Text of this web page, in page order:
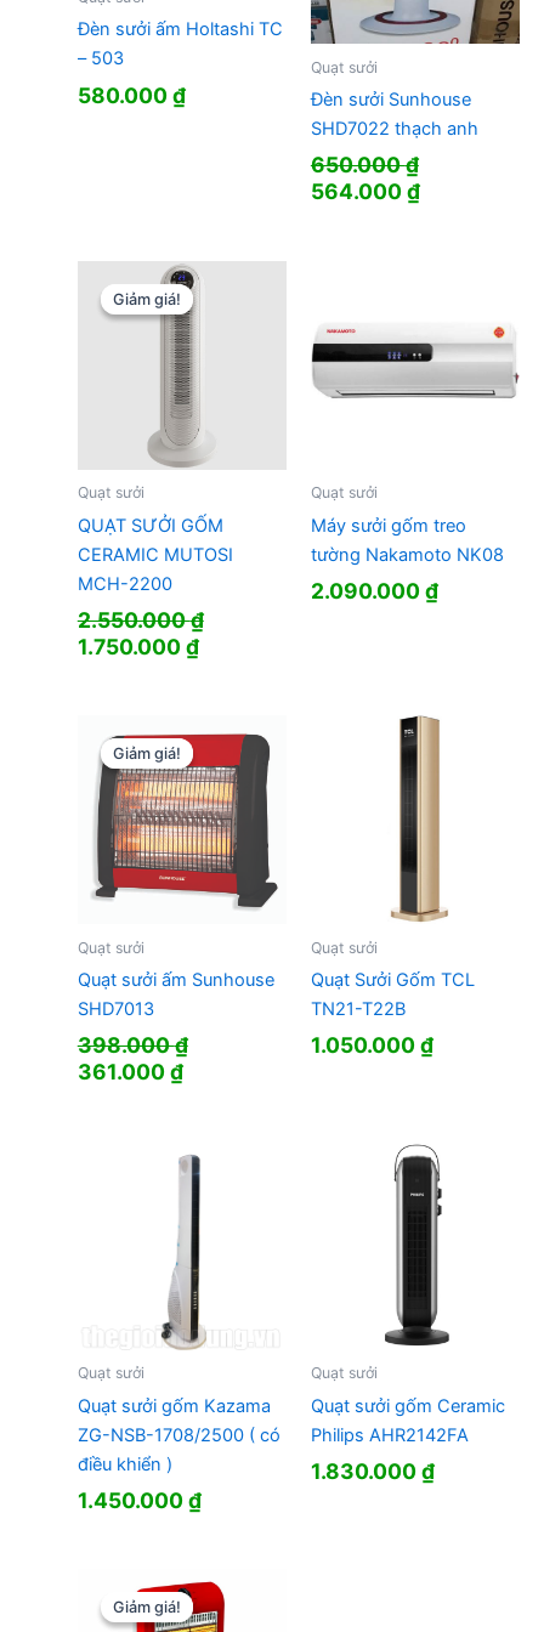
Đèn sưởi ấm Holtashi TC
– 503
580.000₫
Quạt sưởi
Đèn sưởi Sunhouse
SHD7022 thạch anh
650.000₫
Giá
564.000₫Giá
Giảm giá!
Giảm giá!
Quạt sưởi
QUẠT SƯỞI GỐM
CERAMIC MUTOSI
MCH-2200
2.550.000₫
Giá
1.750.000₫Giá
1.750.000 ₫.
Quạt sưởi
Máy sưởi gốm treo
tường Nakamoto NK08
2.090.000₫
Giảm giá!
Giảm giá!
Quạt sưởi
Quạt sưởi ấm Sunhouse
SHD7013
398.000₫
Giá
398.000 ₫.
361.000₫Giá
là:
361.000 ₫.
Quạt sưởi
Quạt Sưởi Gốm TCL
TN21-T22B
1.050.000₫
Quạt sưởi
Quạt sưởi gốm Kazama
ZG-NSB-1708/2500 ( có
điều khiển )
1.450.000₫
Quạt sưởi
Quạt sưởi gốm Ceramic
Philips AHR2142FA
1.830.000₫
Giảm giá!
Giảm giá!